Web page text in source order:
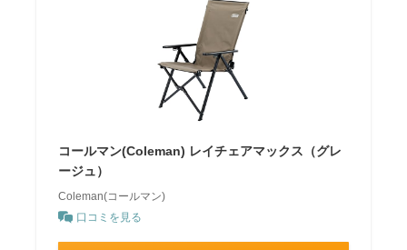
コールマン(Coleman) レイチェアマックス（グレ
ージュ）
Coleman(コールマン)
口コミを見る